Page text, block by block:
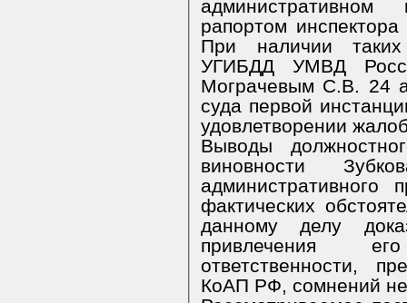
рапортом
При наличии таких
УГИБДД УМВД
Мограчевым С.В. 24
суда первой
удовлетворении
Выводы
виновности
административного
фактических
данному делу
привлечения
ответственности,
КоАП РФ, сомнений